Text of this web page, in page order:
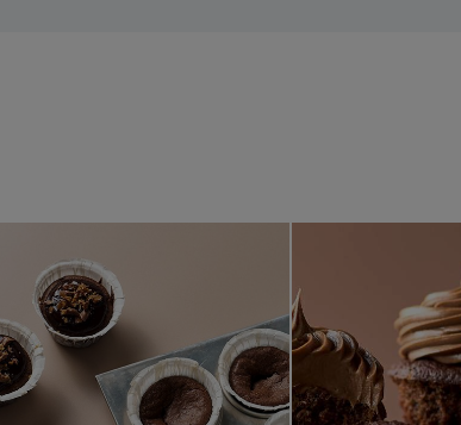
Kladdkakemuffins med